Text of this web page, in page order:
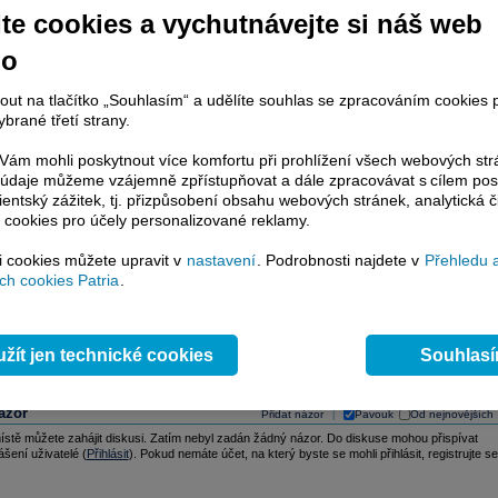
členským zemím Evropské unie již koncem tohoto týdne.
listu doufá, že vytvoření burzy povede k efektivnější výrobě elektřiny a k poklesu
odběratele. Evropský komisař pro energetiku Günther Oettinger v minulosti
varoval před přemrštěnými cenami energie.
republice například od roku 2007 funguje Pražská energetická burza
obchodování s elektrickou energií s místem dodání v Česku, na Slovensku a
Přidat názor Pavouk Od nejnovějších
můžete zahájit diskusi. Zatím nebyl zadán žádný názor. Do diskuse mohou přispívat
uživatelé (Přihlásit). Pokud nemáte účet, na který byste se mohli přihlásit, registrujte se
cookies a vychutnávejte si náš web
na tlačítko „Souhlasím“ a udělíte souhlas se zpracováním cookies
třetí strany.
mohli poskytnout více komfortu při prohlížení všech webových
můžeme vzájemně zpřístupňovat a dále zpracovávat s cílem
zážitek, tj. přizpůsobení obsahu webových stránek, analytická
pro účely personalizované reklamy.
cookies můžete upravit v nastavení . Podrobnosti najdete v Přehledu
cookies Patria
jen technické cookies